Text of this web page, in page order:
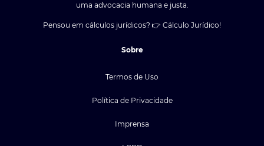
uma advocacia humana e justa.
Pensou em cálculos jurídicos? 👉 Cálculo Jurídico!
Sobre
Termos de Uso
Política de Privacidade
Imprensa